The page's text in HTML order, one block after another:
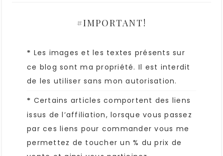
#IMPORTANT!
* Les images et les textes présents sur
ce blog sont ma propriété. Il est interdit
de les utiliser sans mon autorisation.
* Certains articles comportent des liens
issus de l’affiliation, lorsque vous passez
par ces liens pour commander vous me
permettez de toucher un % du prix de